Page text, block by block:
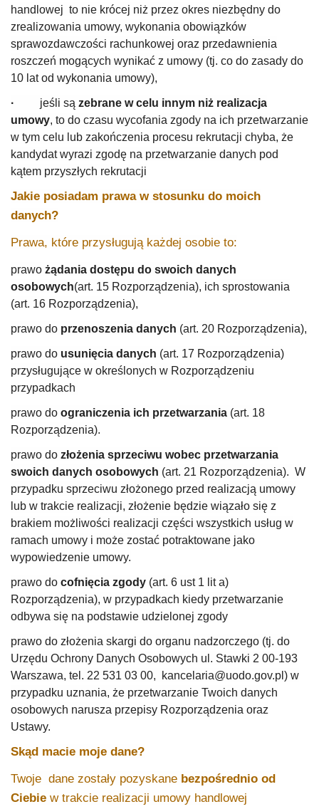
handlowej to nie krócej niż przez okres niezbędny do
zrealizowania umowy, wykonania obowiązków
sprawozdawczości rachunkowej oraz przedawnienia
roszczeń mogących wynikać z umowy (tj. co do zasady do
10 lat od wykonania umowy),
· jeśli są zebrane w celu innym niż realizacja
umowy, to do czasu wycofania zgody na ich przetwarzanie
w tym celu lub zakończenia procesu rekrutacji chyba, że
kandydat wyrazi zgodę na przetwarzanie danych pod
kątem przyszłych rekrutacji
Jakie posiadam prawa w stosunku do moich
danych?
Prawa, które przysługują każdej osobie to:
prawo żądania dostępu do swoich danych
osobowych(art. 15 Rozporządzenia), ich sprostowania
(art. 16 Rozporządzenia),
prawo do przenoszenia danych (art. 20 Rozporządzenia),
prawo do usunięcia danych (art. 17 Rozporządzenia)
przysługujące w określonych w Rozporządzeniu
przypadkach
prawo do ograniczenia ich przetwarzania (art. 18
Rozporządzenia).
prawo do złożenia sprzeciwu wobec przetwarzania
swoich danych osobowych (art. 21 Rozporządzenia). W
przypadku sprzeciwu złożonego przed realizacją umowy
lub w trakcie realizacji, złożenie będzie wiązało się z
brakiem możliwości realizacji części wszystkich usług w
ramach umowy i może zostać potraktowane jako
wypowiedzenie umowy.
prawo do cofnięcia zgody (art. 6 ust 1 lit a)
Rozporządzenia), w przypadkach kiedy przetwarzanie
odbywa się na podstawie udzielonej zgody
prawo do złożenia skargi do organu nadzorczego (tj. do
Urzędu Ochrony Danych Osobowych ul. Stawki 2 00-193
Warszawa, tel. 22 531 03 00, kancelaria@uodo.gov.pl) w
przypadku uznania, że przetwarzanie Twoich danych
osobowych narusza przepisy Rozporządzenia oraz
Ustawy.
Skąd macie moje dane?
Twoje dane zostały pozyskane bezpośrednio od
Ciebie w trakcie realizacji umowy handlowej